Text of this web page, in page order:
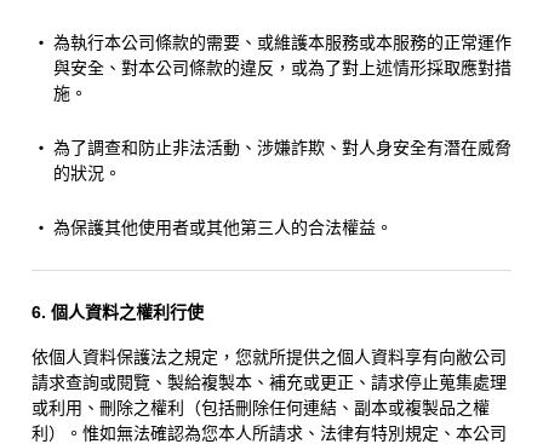
・ 為執行本公司條款的需要、或維護本服務或本服務的正常運作
與安全、對本公司條款的違反，或為了對上述情形採取應對措
施。
・ 為了調查和防止非法活動、涉嫌詐欺、對人身安全有潛在威脅
的狀況。
・ 為保護其他使用者或其他第三人的合法權益。
6. 個人資料之權利行使
依個人資料保護法之規定，您就所提供之個人資料享有向敝公司
請求查詢或閱覽、製給複製本、補充或更正、請求停止蒐集處理
或利用、刪除之權利（包括刪除任何連結、副本或複製品之權
利）。惟如無法確認為您本人所請求、法律有特別規定、本公司